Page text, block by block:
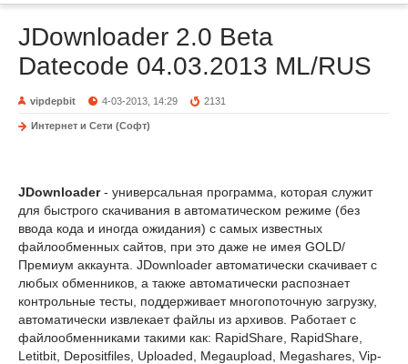
JDownloader 2.0 Beta
Datecode 04.03.2013 ML/RUS
vipdepbit 4-03-2013, 14:29 2131
Интернет и Сети (Софт)
JDownloader- универсальная программа, которая служит
для быстрого скачивания в автоматическом режиме (без
ввода кода и иногда ожидания) с самых известных
файлообменных сайтов, при это даже не имея GOLD/
Премиум аккаунта. JDownloader автоматически скачивает с
любых обменников, а также автоматически распознает
контрольные тесты, поддерживает многопоточную загрузку,
автоматически извлекает файлы из архивов. Работает с
файлообменниками такими как: RapidShare, RapidShare,
Letitbit, Depositfiles, Uploaded, Megaupload, Megashares, Vip-